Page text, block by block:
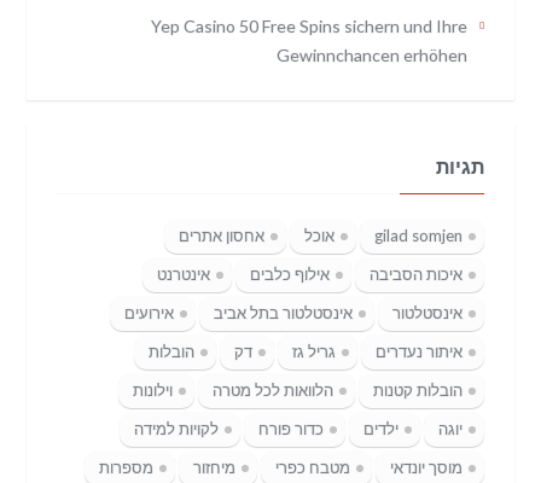
Yep Casino 50 Free Spins sichern und Ihre
Gewinnchancen erhöhen
תגיות
gilad somjen אוכל
אחסון אתרים
איכות הסביבה
אילוף כלבים
אינטרנט
אינסטלטור
אינסטלטור בתל אביב
אירועים
איתור נעדרים
גריל גז דק
הובלות
הובלות קטנות
הלוואות לכל מטרה
וילונות
יוגה
ילדים כדור פורח
לקויות למידה
מוסך יונדאי
מטבח כפרי מיחזור מספרות